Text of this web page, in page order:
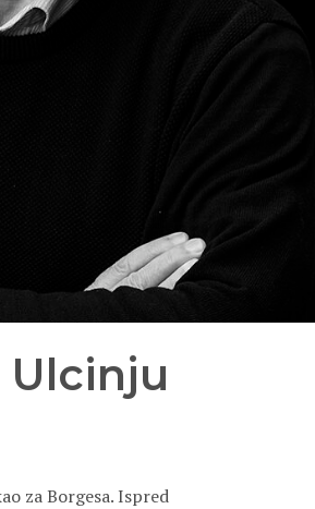
Ulcinju
za Borgesa. Ispred